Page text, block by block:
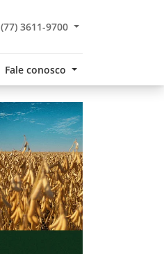
(77) 3611-9700
Fale conosco